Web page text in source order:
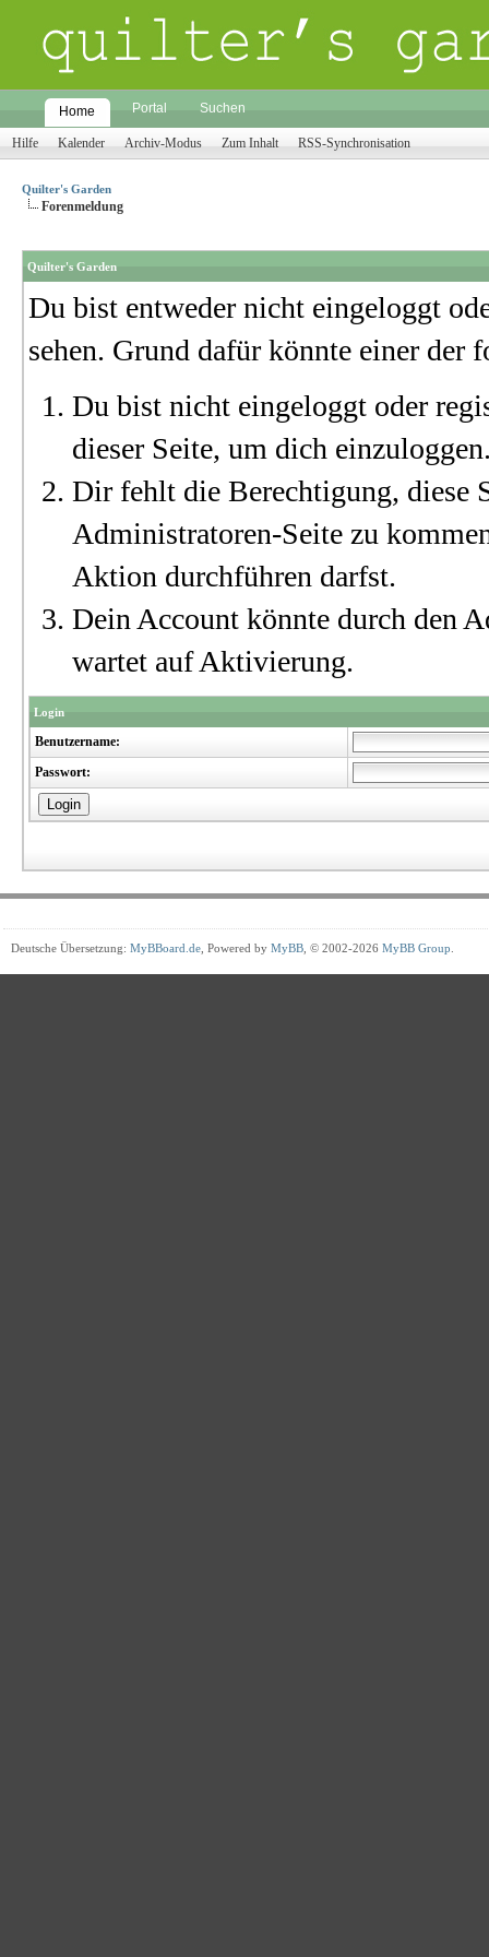
Home Portal Suchen
Hilfe Kalender Archiv-Modus Zum Inhalt RSS-Synchronisation
Quilter's Garden
Forenmeldung
Quilter's Garden
Du bist entweder nicht eingeloggt
sehen. Grund dafür könnte einer der
Du bist nicht eingeloggt oder
dieser Seite, um dich
Dir fehlt die Berechtigung, diese
Administratoren-Seite zu
Aktion durchführen darfst.
Dein Account könnte durch den
wartet auf Aktivierung.
Login
Benutzername:
Passwort:
Deutsche Übersetzung: MyBBoard.de , Powered by MyBB , © 2002-2026 MyBB Group